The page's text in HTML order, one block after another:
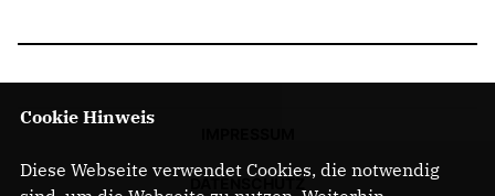
Cookie Hinweis
Diese Webseite verwendet Cookies, die notwendig